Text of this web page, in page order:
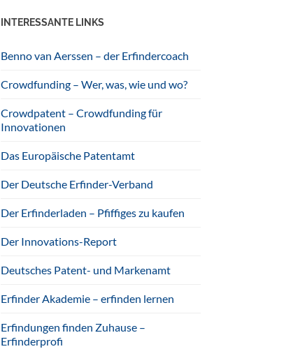
INTERESSANTE LINKS
Benno van Aerssen – der Erfindercoach
Crowdfunding – Wer, was, wie und wo?
Crowdpatent – Crowdfunding für
Innovationen
Das Europäische Patentamt
Der Deutsche Erfinder-Verband
Der Erfinderladen – Pfiffiges zu kaufen
Der Innovations-Report
Deutsches Patent- und Markenamt
Erfinder Akademie – erfinden lernen
Erfindungen finden Zuhause –
Erfinderprofi